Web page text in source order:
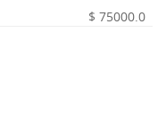
$ 75000.0